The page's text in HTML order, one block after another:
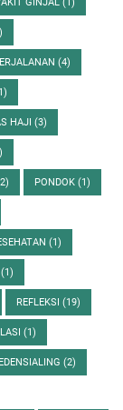
(4)
HAJI (3)
PONDOK (1)
(1)
(1)
REFLEKSI (19)
(1)
(2)